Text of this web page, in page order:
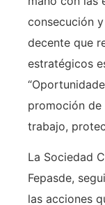
consecución
decente que
estratégicos
promoción de
trabajo,
La Sociedad
Fepasde,
las acciones